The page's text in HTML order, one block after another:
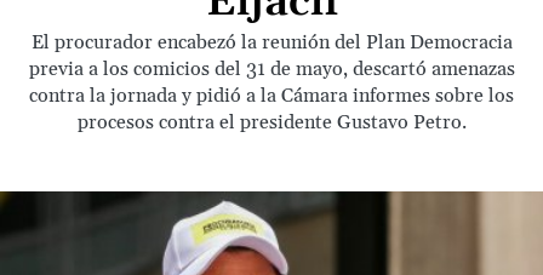
El procurador encabezó la reunión del Plan Democracia
previa a los comicios del 31 de mayo, descartó amenazas
contra la jornada y pidió a la Cámara informes sobre los
procesos contra el presidente Gustavo Petro.